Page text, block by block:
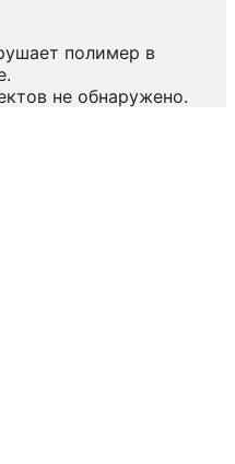
полимер в
не обнаружено.